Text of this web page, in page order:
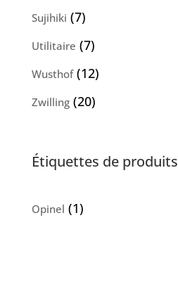
produits
Sujihiki 77
produits
Utilitaire 77
produits
Wusthof 1212
produits
Zwilling 2020
Étiquettes de produits
Opinel (1)